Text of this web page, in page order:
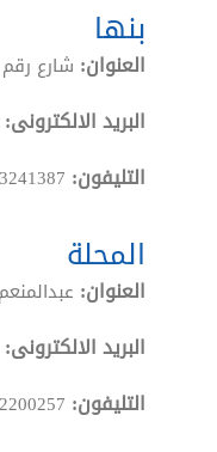
بنها
العنوان: شارع رقم 12 ، الفيلات
البريد الالكترونى:
التليفون:
المحلة
العنوان:
البريد الالكترونى:
التليفون: